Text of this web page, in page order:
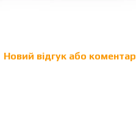
Новий відгук або коментар